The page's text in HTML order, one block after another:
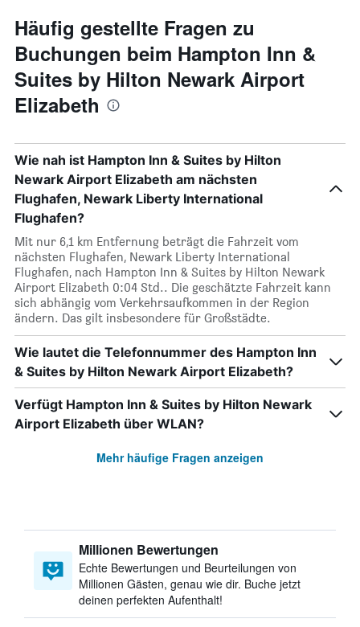
Häufig gestellte Fragen zu
Buchungen beim Hampton Inn &
Suites by Hilton Newark Airport
Elizabeth
Wie nah ist Hampton Inn & Suites by Hilton
Newark Airport Elizabeth am nächsten
Flughafen, Newark Liberty International
Flughafen?
Mit nur 6,1 km Entfernung beträgt die Fahrzeit vom
nächsten Flughafen, Newark Liberty International
Flughafen, nach Hampton Inn & Suites by Hilton Newark
Airport Elizabeth 0:04 Std.. Die geschätzte Fahrzeit kann
sich abhängig vom Verkehrsaufkommen in der Region
ändern. Das gilt insbesondere für Großstädte.
Wie lautet die Telefonnummer des Hampton Inn
& Suites by Hilton Newark Airport Elizabeth?
Verfügt Hampton Inn & Suites by Hilton Newark
Airport Elizabeth über WLAN?
Mehr häufige Fragen anzeigen
Millionen Bewertungen
Echte Bewertungen und Beurteilungen von
Millionen Gästen, genau wie dir. Buche jetzt
deinen perfekten Aufenthalt!